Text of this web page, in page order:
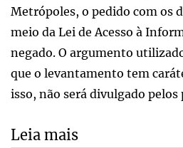
Metrópoles, o pedido com os
meio da Lei de Acesso à
negado. O argumento
que o levantamento tem
isso, não será divulgado
Leia mais